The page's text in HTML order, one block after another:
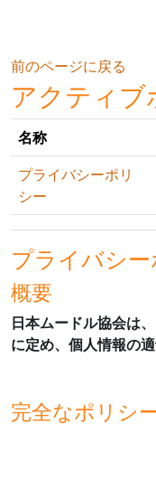
前のページに戻る
アクティブ
名称
プライバシーポリ
シー
プライバシ
概要
日本ムードル協会は
に定め、個人情報の
完全なポリシ